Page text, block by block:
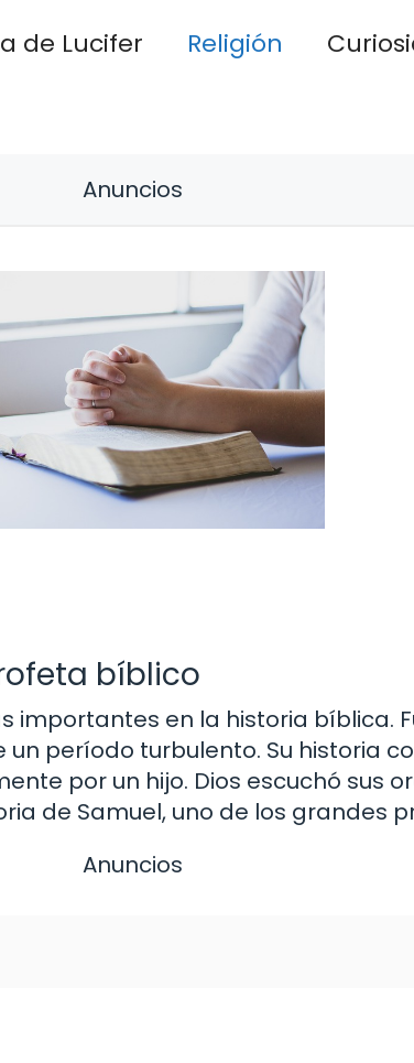
de Lucifer Religión
Anuncios
bíblico
importantes en la historia bíblica.
período turbulento. Su historia
por un hijo. Dios escuchó sus
de Samuel, uno de los grandes
Anuncios